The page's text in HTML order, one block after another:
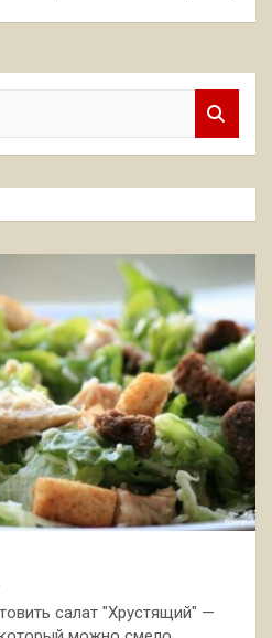
салат "Хрустящий" —